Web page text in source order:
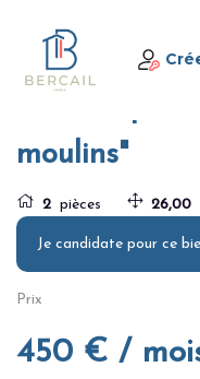
Home
moulins"
2 pièces 26,00
Je candidate pour ce
Prix
450 € /